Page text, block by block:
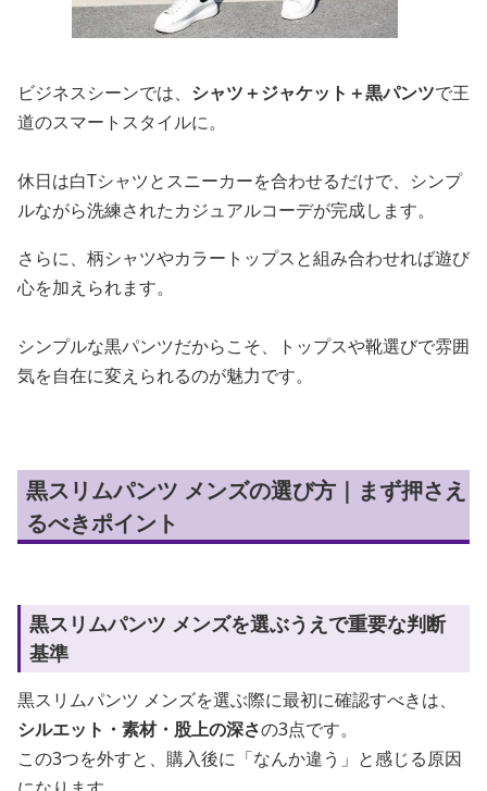
ビジネスシーンでは、 シャツ＋ジャケット＋黒パンツで王
道のスマートスタイルに。
休日は白Tシャツとスニーカーを合わせるだけで、シンプ
ルながら洗練されたカジュアルコーデが完成します。
さらに、柄シャツやカラートップスと組み合わせれば遊び
心を加えられます。
シンプルな黒パンツだからこそ、トップスや靴選びで雰囲
気を自在に変えられるのが魅力です。
黒スリムパンツ メンズの選び方｜まず押さえ
るべきポイント
黒スリムパンツ メンズを選ぶうえで重要な判断
基準
黒スリムパンツ メンズを選ぶ際に最初に確認すべきは、
シルエット・素材・股上の深さの3点です。
この3つを外すと、購入後に「なんか違う」と感じる原因